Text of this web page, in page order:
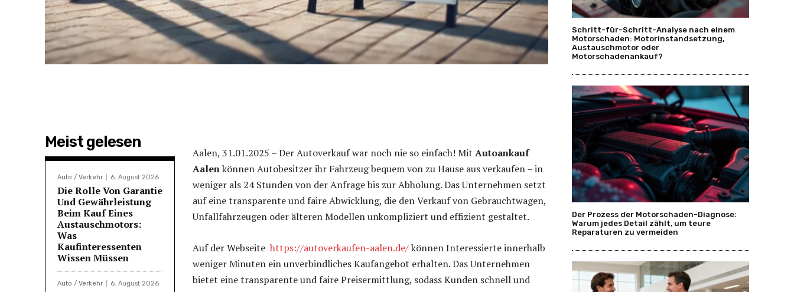
Meist gelesen
Auto / Verkehr 6. August 2026
Die Rolle Von Garantie
Und Gewährleistung
Beim Kauf Eines
Austauschmotors:
Was
Kaufinteressenten
Wissen Müssen
Auto / Verkehr 6. August 2026
Aalen, 31.01.2025 – Der Autoverkauf war noch nie so einfach! Mit Autoankauf
Aalenkönnen Autobesitzer ihr Fahrzeug bequem von zu Hause aus verkaufen – in
weniger als 24 Stunden von der Anfrage bis zur Abholung. Das Unternehmen setzt
auf eine transparente und faire Abwicklung, die den Verkauf von Gebrauchtwagen,
Unfallfahrzeugen oder älteren Modellen unkompliziert und effizient gestaltet.
Auf der Webseite https://autoverkaufen-aalen.de/können Interessierte innerhalb
weniger Minuten ein unverbindliches Kaufangebot erhalten. Das Unternehmen
bietet eine transparente und faire Preisermittlung, sodass Kunden schnell und
Schritt-für-Schritt-Analyse nach einem
Motorschaden: Motorinstandsetzung,
Austauschmotor oder
Motorschadenankauf?
Der Prozess der Motorschaden-Diagnose:
Warum jedes Detail zählt, um teure
Reparaturen zu vermeiden